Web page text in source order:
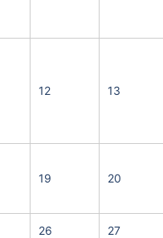
12 13
19 20
26 27